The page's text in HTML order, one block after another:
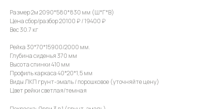
Размер 2м 2090*580*830 мм (Ш*Г*В)
Цена сбор/разбор 20100 ₽ / 19400 ₽
Вес 30.7 кг
Рейка 30*70*15900/2000 мм.
Глубина сиденья 370 мм
Высота спинки 410 мм
Профиль каркаса 40*20*1,5 мм
Виды ЛКП грунт-эмаль / порошковое (уточняйте цену)
Цвет рейки светлая/темная